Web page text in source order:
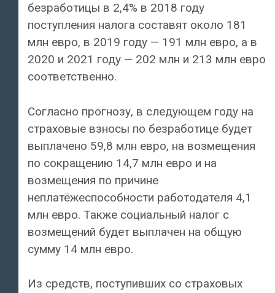
безработицы в 2,4% в 2018 году
поступления налога составят около 181
млн евро, в 2019 году — 191 млн евро, а в
2020 и 2021 году — 202 млн и 213 млн евро
соответственно.
Согласно прогнозу, в следующем году на
страховые взносы по безработице будет
выплачено 59,8 млн евро, на возмещения
по сокращению 14,7 млн евро и на
возмещения по причине
неплатёжеспособности работодателя 4,1
млн евро. Также социальный налог с
возмещений будет выплачен на общую
сумму 14 млн евро.
Из средств, поступивших со страховых